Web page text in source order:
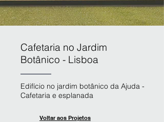
Cafetaria no Jardim
Botânico - Lisboa
Edifício no jardim botânico da Ajuda -
Cafetaria e esplanada
Voltar aos Projetos